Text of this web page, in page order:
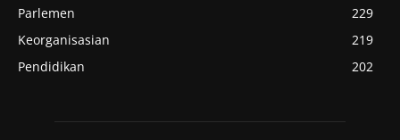
Parlemen
229
Keorganisasian
219
Pendidikan
202